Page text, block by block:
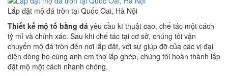
Lắp đặt mộ đá tròn tại Quốc Oai, Hà Nội
Thiết kế mộ tổ bằng đá yêu cầu kĩ thuật cao, chế tác một cách
tỷ mỉ và chính xác. Sau khi chế tác tại cơ sở, chúng tôi vận
chuyển mộ đá tròn đến nơi lắp đặt, với sự giúp đỡ của các vị đại
diện dòng họ cùng anh em thợ lắp ghép, chúng tôi hoàn thành lắp
đặt mộ một cách nhanh chóng.